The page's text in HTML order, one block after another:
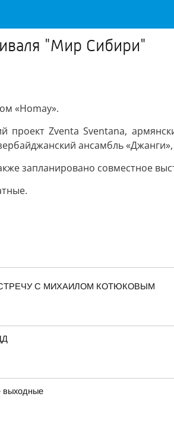
"Мир Сибири"
«Homay».
Zventa Sventana,
ансамбль «Джанги»,
запланировано совместное
С МИХАИЛОМ КОТЮКОВЫМ
выходные